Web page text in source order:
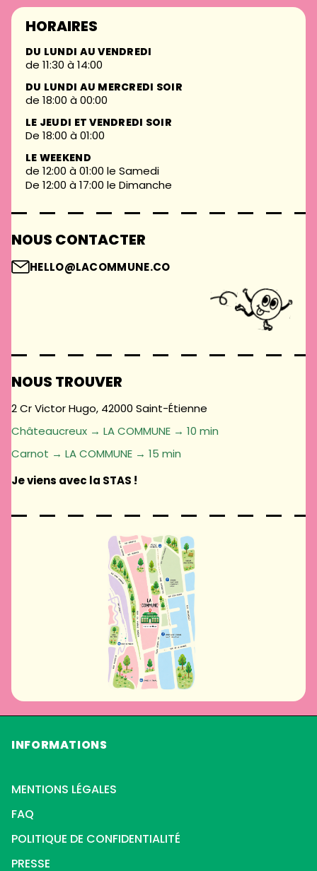
HORAIRES
DU LUNDI AU VENDREDI
de 11:30 à 14:00
DU LUNDI AU MERCREDI SOIR
de 18:00 à 00:00
LE JEUDI ET VENDREDI SOIR
De 18:00 à 01:00
LE WEEKEND
de 12:00 à 01:00 le Samedi
De 12:00 à 17:00 le Dimanche
NOUS CONTACTER
HELLO@LACOMMUNE.CO
NOUS TROUVER
2 Cr Victor Hugo, 42000 Saint-Étienne
Châteaucreux → LA COMMUNE → 10 min
Carnot → LA COMMUNE → 15 min
Je viens avec la STAS !
INFORMATIONS
MENTIONS LÉGALES
FAQ
POLITIQUE DE CONFIDENTIALITÉ
PRESSE